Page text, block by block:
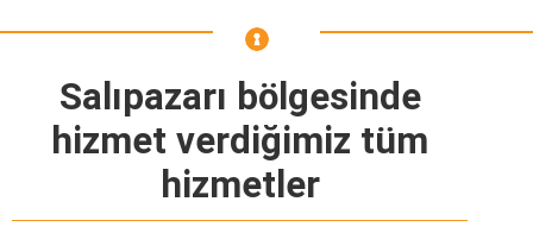
Salıpazarı bölgesinde
hizmet verdiğimiz tüm
hizmetler